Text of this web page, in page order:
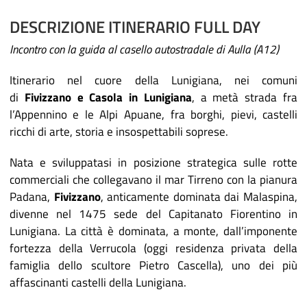
DESCRIZIONE ITINERARIO FULL DAY
Incontro con la guida al casello autostradale di Aulla (A12)
Itinerario nel cuore della Lunigiana, nei comuni
di Fivizzano e Casola in Lunigiana, a metà strada fra
l’Appennino e le Alpi Apuane, fra borghi, pievi, castelli
ricchi di arte, storia e insospettabili soprese.
Nata e sviluppatasi in posizione strategica sulle rotte
commerciali che collegavano il mar Tirreno con la pianura
Padana, Fivizzano, anticamente dominata dai Malaspina,
divenne nel 1475 sede del Capitanato Fiorentino in
Lunigiana. La città è dominata, a monte, dall’imponente
fortezza della Verrucola (oggi residenza privata della
famiglia dello scultore Pietro Cascella), uno dei più
affascinanti castelli della Lunigiana.